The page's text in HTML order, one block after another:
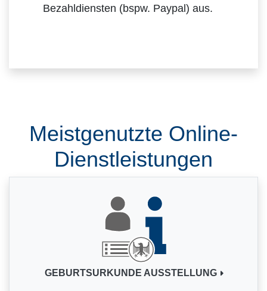
Bezahldiensten (bspw. Paypal) aus.
Meistgenutzte Online-
Dienstleistungen
GEBURTSURKUNDE AUSSTELLUNG